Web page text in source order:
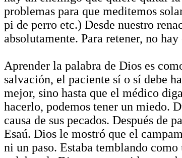
problemas para que meditemos
pi de perro etc.) Desde nuestro
absolutamente. Para retener, no
Aprender la palabra de Dios es
salvación, el paciente sí o sí debe
mejor, sino hasta que el médico
hacerlo, podemos tener un miedo.
causa de sus pecados. Después de
Esaú. Dios le mostró que el
ni un paso. Estaba temblando